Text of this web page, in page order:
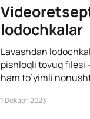
lodochkalar
Lavashdan
pishloqli tovuq filesi
ham to’yimli
1 Dekabr, 2023